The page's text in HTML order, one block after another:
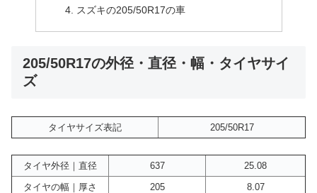
スズキの205/50R17の車
205/50R17の外径・直径・幅・タイヤサイ
ズ
タイヤサイズ表記 205/50R17
タイヤ外径｜直径 637
25.08
タイヤの幅｜厚さ
205
8.07